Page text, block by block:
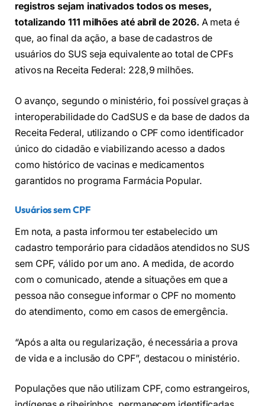
registros sejam inativados todos os meses,
totalizando 111 milhões até abril de 2026. A meta é
que, ao final da ação, a base de cadastros de
usuários do SUS seja equivalente ao total de CPFs
ativos na Receita Federal: 228,9 milhões.
O avanço, segundo o ministério, foi possível graças à
interoperabilidade do CadSUS e da base de dados da
Receita Federal, utilizando o CPF como identificador
único do cidadão e viabilizando acesso a dados
como histórico de vacinas e medicamentos
garantidos no programa Farmácia Popular.
Usuários sem CPF
Em nota, a pasta informou ter estabelecido um
cadastro temporário para cidadãos atendidos no SUS
sem CPF, válido por um ano. A medida, de acordo
com o comunicado, atende a situações em que a
pessoa não consegue informar o CPF no momento
do atendimento, como em casos de emergência.
“Após a alta ou regularização, é necessária a prova
de vida e a inclusão do CPF”, destacou o ministério.
Populações que não utilizam CPF, como estrangeiros,